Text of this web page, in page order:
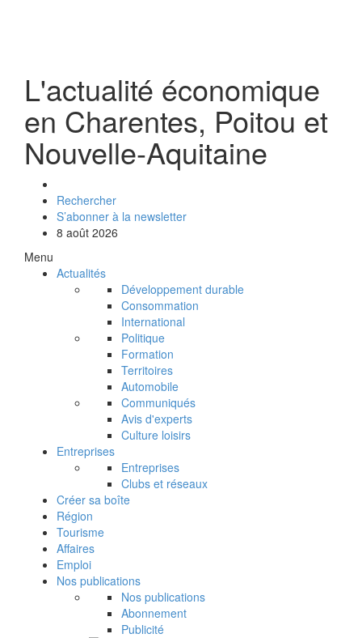
L'actualité économique
en Charentes, Poitou et
Nouvelle-Aquitaine
Rechercher
S’abonner à la newsletter
8 août 2026
Menu
Actualités
Développement durable
Consommation
International
Politique
Formation
Territoires
Automobile
Communiqués
Avis d'experts
Culture loisirs
Entreprises
Entreprises
Clubs et réseaux
Créer sa boîte
Région
Tourisme
Affaires
Emploi
Nos publications
Nos publications
Abonnement
Publicité